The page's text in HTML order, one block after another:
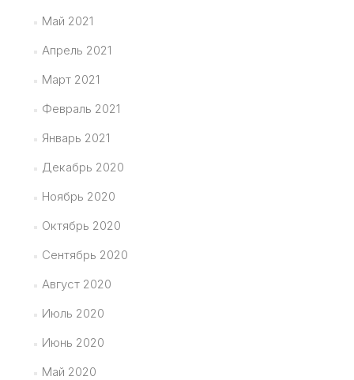
Май 2021
Апрель 2021
Март 2021
Февраль 2021
Январь 2021
Декабрь 2020
Ноябрь 2020
Октябрь 2020
Сентябрь 2020
Август 2020
Июль 2020
Июнь 2020
Май 2020